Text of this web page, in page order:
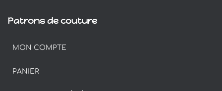
Patrons de couture
MON COMPTE
PANIER